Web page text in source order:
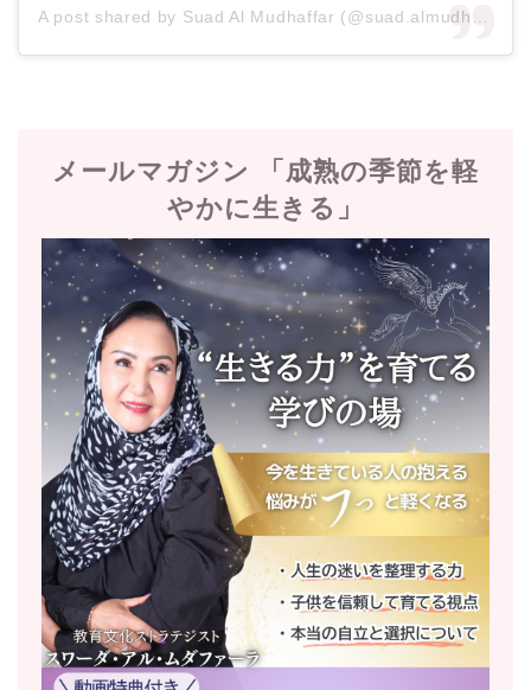
メールマガジン 「成熟の季節を軽
やかに生きる」